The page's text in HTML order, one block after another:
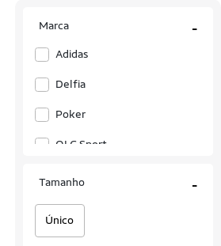
Marca -
Adidas
Delfia
Poker
QLC Sport
Tamanho -
Único